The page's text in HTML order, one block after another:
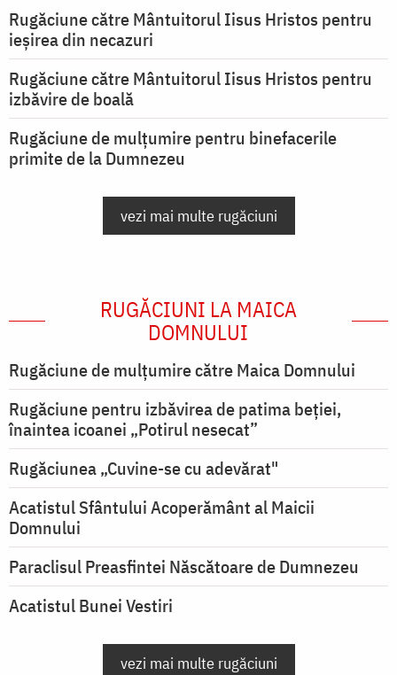
Rugăciune către Mântuitorul Iisus Hristos pentru
ieşirea din necazuri
Rugăciune către Mântuitorul Iisus Hristos pentru
izbăvire de boală
Rugăciune de mulțumire pentru binefacerile
primite de la Dumnezeu
vezi mai multe rugăciuni
RUGĂCIUNI LA MAICA
DOMNULUI
Rugăciune de mulţumire către Maica Domnului
Rugăciune pentru izbăvirea de patima beției,
înaintea icoanei „Potirul nesecat”
Rugăciunea „Cuvine-se cu adevărat"
Acatistul Sfântului Acoperământ al Maicii
Domnului
Paraclisul Preasfintei Născătoare de Dumnezeu
Acatistul Bunei Vestiri
vezi mai multe rugăciuni